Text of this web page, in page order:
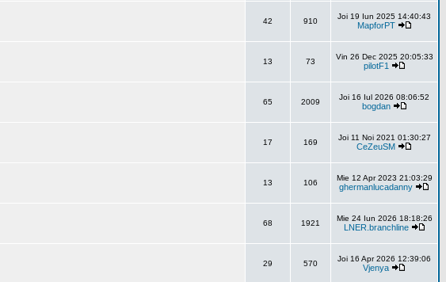
42 910
Joi 19 Iun 2025 14:40:43
MapforPT
13 73
Vin 26 Dec 2025 20:05:33
pilotF1
65 2009
Joi 16 Iul 2026 08:06:52
bogdan
17 169
Joi 11 Noi 2021 01:30:27
CeZeuSM
13 106
Mie 12 Apr 2023 21:03:29
ghermanlucadanny
68 1921
Mie 24 Iun 2026 18:18:26
LNER.branchline
29 570
Joi 16 Apr 2026 12:39:06
Vjenya